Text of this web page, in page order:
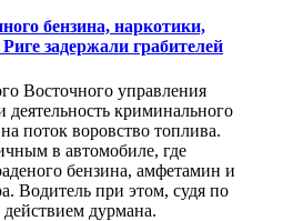
бензина, наркотики,
задержали грабителей
Восточного управления
деятельность криминального
поток воровство топлива.
в автомобиле, где
бензина, амфетамин и
Водитель при этом, судя по
дурмана.